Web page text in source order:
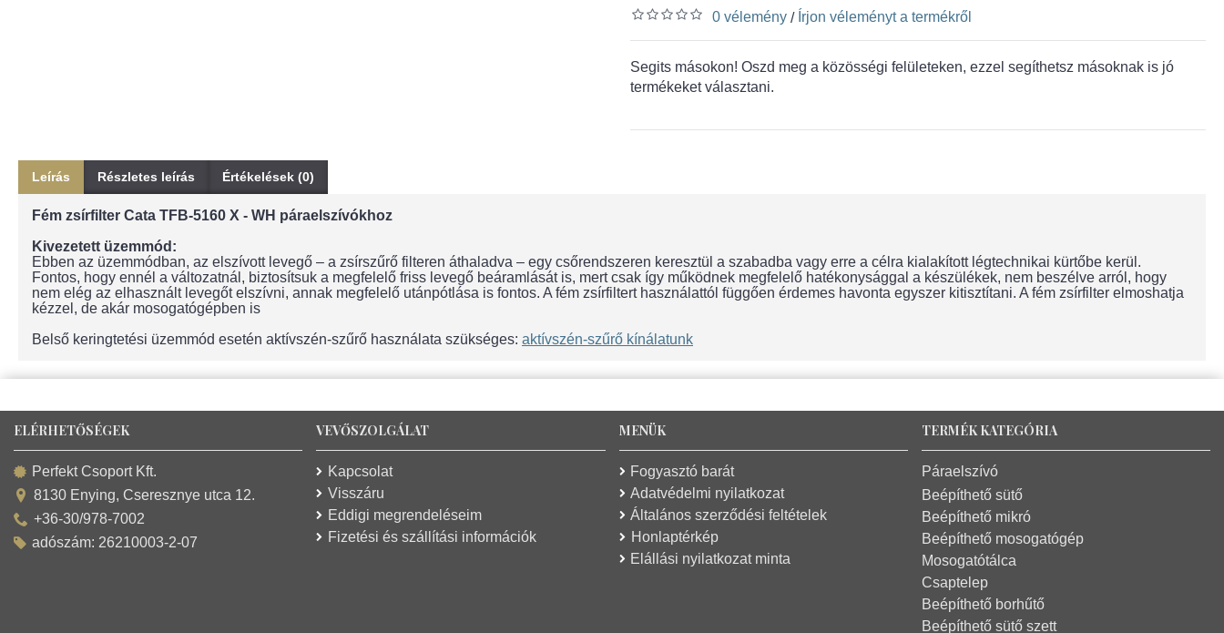
0 vélemény / Írjon véleményt a termékről
Segits másokon! Oszd meg a közösségi felületeken, ezzel segíthetsz másoknak is jó
termékeket választani.
Leírás Részletes leírás Értékelések (0)
Fém zsírfilter Cata TFB-5160 X - WH páraelszívókhoz
Kivezetett üzemmód:
Ebben az üzemmódban, az elszívott levegő – a zsírszűrő filteren áthaladva – egy csőrendszeren keresztül a szabadba vagy erre a célra kialakított légtechnikai kürtőbe kerül.
Fontos, hogy ennél a változatnál, biztosítsuk a megfelelő friss levegő beáramlását is, mert csak így működnek megfelelő hatékonysággal a készülékek, nem beszélve arról, hogy
nem elég az elhasznált levegőt elszívni, annak megfelelő utánpótlása is fontos. A fém zsírfiltert használattól függően érdemes havonta egyszer kitisztítani. A fém zsírfilter elmoshatja
kézzel, de akár mosogatógépben is
Belső keringtetési üzemmód esetén aktívszén-szűrő használata szükséges: aktívszén-szűrő kínálatunk
ELÉRHETŐSÉGEK
Perfekt Csoport Kft.
8130 Enying, Cseresznye utca 12.
+36-30/978-7002
adószám: 26210003-2-07
VEVŐSZOLGÁLAT
Kapcsolat
Visszáru
Eddigi megrendeléseim
Fizetési és szállítási információk
MENÜK
Fogyasztó barát
Adatvédelmi nyilatkozat
Általános szerződési feltételek
Honlaptérkép
Elállási nyilatkozat minta
TERMÉK KATEGÓRIA
Páraelszívó
Beépíthető sütő
Beépíthető mikró
Beépíthető mosogatógép
Mosogatótálca
Csaptelep
Beépíthető borhűtő
Beépíthető sütő szett